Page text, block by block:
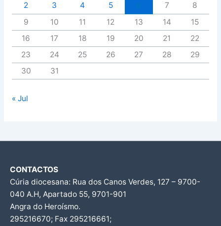
2
3 4 5 7
8
9
10 11 12 13 14
15
16
17 18 19 20 21
22
23
24 25 26 27 28
29
30
31
« Jul
CONTACTOS
Cúria diocesana: Rua dos Canos Verdes, 127 – 9700-
040 A.H, Apartado 55, 9701-901
Angra do Heroísmo.
295216670; Fax 295216661;